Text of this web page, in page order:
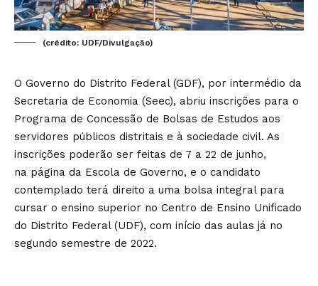
(crédito: UDF/Divulgação)
O Governo do Distrito Federal (GDF), por intermédio da
Secretaria de Economia (Seec), abriu inscrições para o
Programa de Concessão de Bolsas de Estudos aos
servidores públicos distritais e à sociedade civil. As
inscrições poderão ser feitas de 7 a 22 de junho,
na página da Escola de Governo, e o candidato
contemplado terá direito a uma bolsa integral para
cursar o ensino superior no Centro de Ensino Unificado
do Distrito Federal (UDF), com início das aulas já no
segundo semestre de 2022.